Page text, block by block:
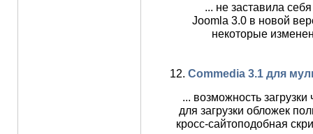
... не заставила
Joomla 3.0 в новой
некоторые
12. Commedia 3.1 для
... возможность
для загрузки обложек
кросс-сайтоподобная